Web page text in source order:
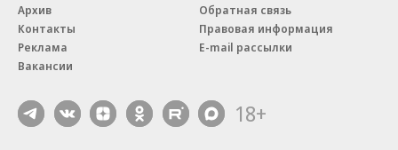
Архив
Контакты
Реклама
Вакансии
Обратная связь
Правовая информация
E-mail рассылки
18+